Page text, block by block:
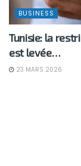
BUSINESS
Tunisie: la
est levée…
23 MARS 2026